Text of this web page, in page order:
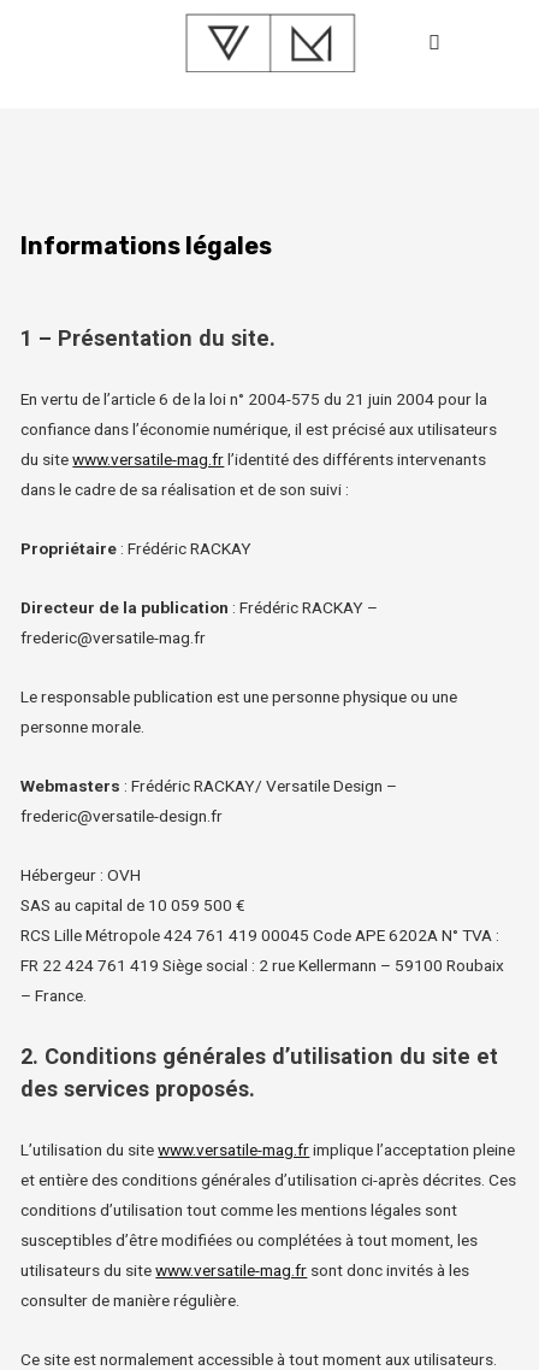
Informations légales
1 – Présentation du site.
En vertu de l’article 6 de la loi n° 2004-575 du 21 juin 2004 pour la
confiance dans l’économie numérique, il est précisé aux utilisateurs
du sitewww.versatile-mag.frl’identité des différents intervenants
dans le cadre de sa réalisation et de son suivi :
Propriétaire : Frédéric RACKAY
Directeur de la publication : Frédéric RACKAY –
frederic@versatile-mag.fr
Le responsable publication est une personne physique ou une
personne morale.
Webmasters : Frédéric RACKAY/ Versatile Design –
frederic@versatile-design.fr
Hébergeur : OVH
SAS au capital de 10 059 500 €
RCS Lille Métropole 424 761 419 00045 Code APE 6202A N° TVA :
FR 22 424 761 419 Siège social : 2 rue Kellermann – 59100 Roubaix
– France.
2. Conditions générales d’utilisation du site et
des services proposés.
L’utilisation du sitewww.versatile-mag.frimplique l’acceptation pleine
et entière des conditions générales d’utilisation ci-après décrites. Ces
conditions d’utilisation tout comme les mentions légales sont
susceptibles d’être modifiées ou complétées à tout moment, les
utilisateurs du sitewww.versatile-mag.fr sont donc invités à les
consulter de manière régulière.
Ce site est normalement accessible à tout moment aux utilisateurs.